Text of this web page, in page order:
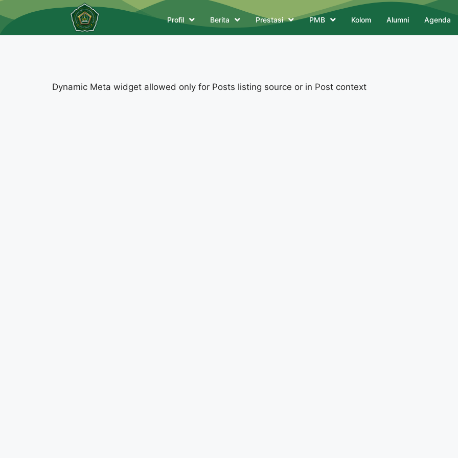
Profil Berita Prestasi PMB Kolom Alumni Agenda
Dynamic Meta widget allowed only for Posts listing source or in Post context